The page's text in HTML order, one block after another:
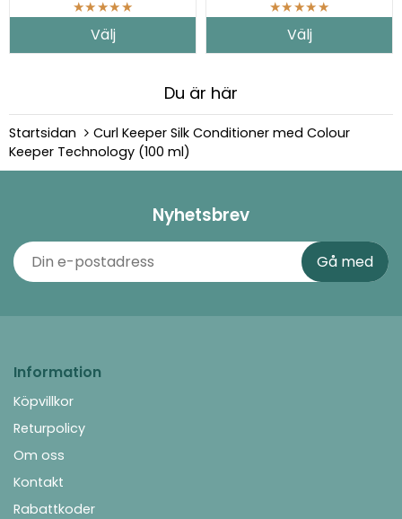
★★★★★
Välj
★★★★★
Välj
Du är här
Startsidan
Curl Keeper Silk Conditioner med Colour
Keeper Technology (100 ml)
Nyhetsbrev
Information
Köpvillkor
Returpolicy
Om oss
Kontakt
Rabattkoder